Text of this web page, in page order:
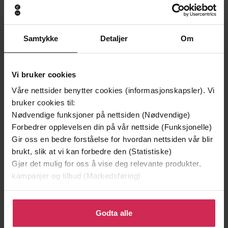
Samtykke Detaljer Om
Vi bruker cookies
Våre nettsider benytter cookies (informasjonskapsler). Vi
bruker cookies til:
Nødvendige funksjoner på nettsiden (Nødvendige)
Forbedrer opplevelsen din på vår nettside (Funksjonelle)
Gir oss en bedre forståelse for hvordan nettsiden vår blir
brukt, slik at vi kan forbedre den (Statistiske)
Gjør det mulig for oss å vise deg relevante produkter,
kampanjer og tilbud (Markedsføring)
Klikk på «Godta alle» for å gi oss ditt samtykke til å
bruke cookies for alle disse formålene. Du kan også
tilpasse ditt samtykke til spesifikke formål ved å klikke
Godta alle
199,-
Minnesota
Jo Nesbø
EBOK
Gater jeg har levd
Nikolai Torgersen
EBOK
Camila Sosa Villada(forfatter),